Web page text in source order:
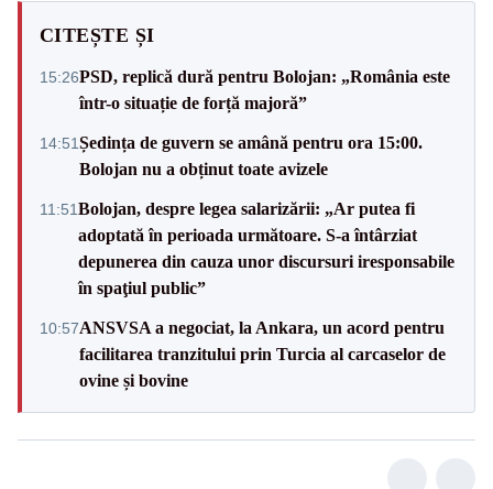
CITEȘTE ȘI
15:26PSD, replică dură pentru Bolojan: „România este
într-o situație de forță majoră”
14:51Ședința de guvern se amână pentru ora 15:00.
Bolojan nu a obținut toate avizele
11:51Bolojan, despre legea salarizării: „Ar putea fi
adoptată în perioada următoare. S-a întârziat
depunerea din cauza unor discursuri iresponsabile
în spaţiul public”
10:57ANSVSA a negociat, la Ankara, un acord pentru
facilitarea tranzitului prin Turcia al carcaselor de
ovine și bovine